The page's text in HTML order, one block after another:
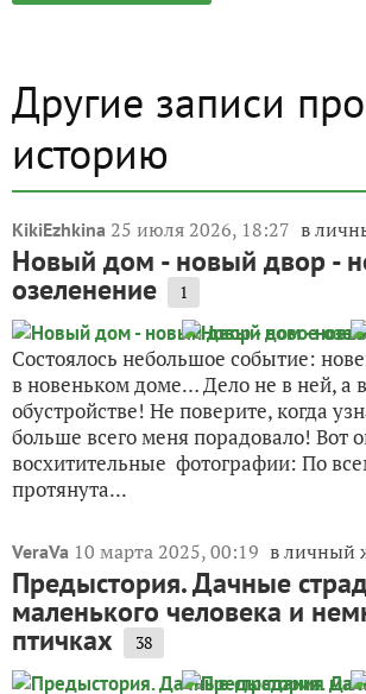
Другие записи
историю
KikiEzhkina 25 июля 2026, 18:27 в
Новый дом - новый двор -
озеленение 1
Состоялось небольшое событие:
в новеньком доме… Дело не в ней, а
обустройстве! Не поверите, когда
больше всего меня порадовало! Вот
восхитительные фотографии: По
протянута...
VeraVa 10 марта 2025, 00:19 в личный
Предыстория. Дачные
маленького человека и
птичках 38